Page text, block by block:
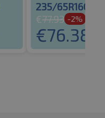
235/65R16C
€77.93 -2%
€76.38